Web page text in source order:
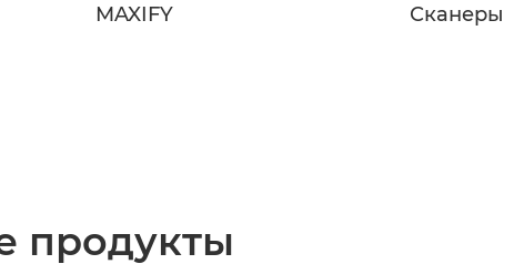
MAXIFY Сканеры
продукты